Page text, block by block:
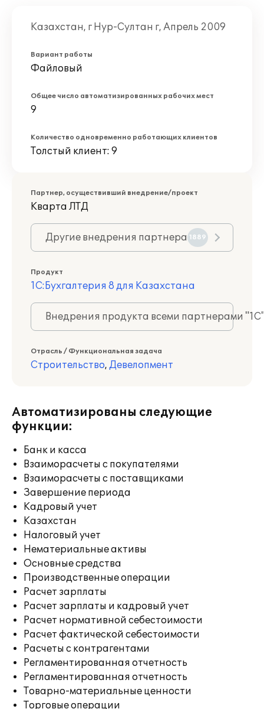
Казахстан, г Нур-Султан г, Апрель 2009
Вариант работы
Файловый
Общее число автоматизированных рабочих мест
9
Количество одновременно работающих клиентов
Толстый клиент: 9
Партнер, осуществивший внедрение/проект
Кварта ЛТД
Другие внедрения партнера 1889
Продукт
1С:Бухгалтерия 8 для Казахстана
Внедрения продукта всеми партнерами
Отрасль / Функциональная задача
Строительство, Девелопмент
Автоматизированы следующие
функции:
Банк и касса
Взаиморасчеты с покупателями
Взаиморасчеты с поставщиками
Завершение периода
Кадровый учет
Казахстан
Налоговый учет
Нематериальные активы
Основные средства
Производственные операции
Расчет зарплаты
Расчет зарплаты и кадровый учет
Расчет нормативной себестоимости
Расчет фактической себестоимости
Расчеты с контрагентами
Регламентированная отчетность
Регламентированная отчетность
Товарно-материальные ценности
Торговые операции